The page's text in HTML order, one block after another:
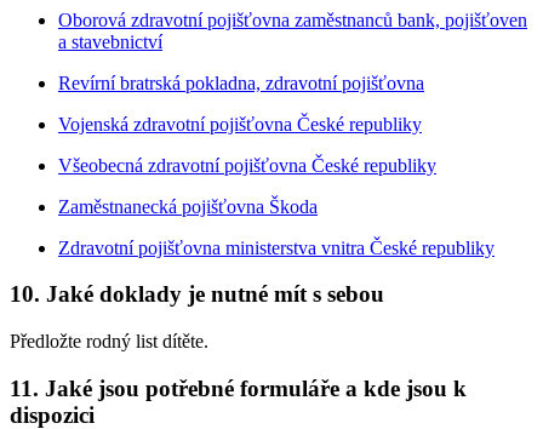
Oborová zdravotní pojišťovna zaměstnanců bank, pojišťoven
a stavebnictví
Revírní bratrská pokladna, zdravotní pojišťovna
Vojenská zdravotní pojišťovna České republiky
Všeobecná zdravotní pojišťovna České republiky
Zaměstnanecká pojišťovna Škoda
Zdravotní pojišťovna ministerstva vnitra České republiky
10. Jaké doklady je nutné mít s sebou
Předložte rodný list dítěte.
11. Jaké jsou potřebné formuláře a kde jsou k
dispozici